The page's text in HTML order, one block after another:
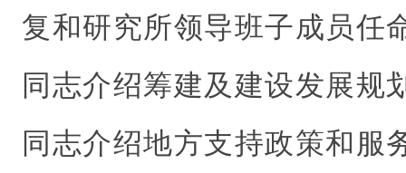
复和研究所领导班子成员任
同志介绍筹建及建设发展规
同志介绍地方支持政策和服